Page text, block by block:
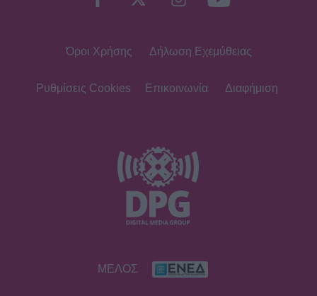
γκρινιάζει ο γιος της - Η ανάρτηση
Αντόνιο Μπαντέρας: Η καρδιακή
προσβολή που του άλλαξε τη ζωή
Όροι Χρήσης Δήλωση Εχεμύθειας
Ρυθμίσεις Cookies Επικοινωνία Διαφήμιση
ΜΕΛΟΣ